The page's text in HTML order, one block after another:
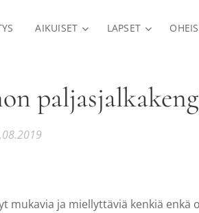
AIKUISET LAPSET
mukavia ja miellyttäviä kenkiä enkä